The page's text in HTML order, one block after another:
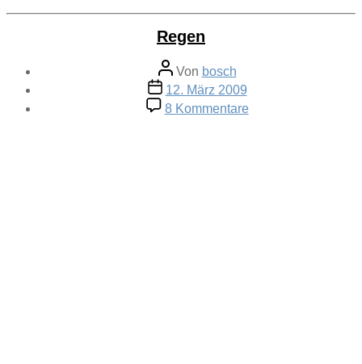
Regen
Beitragsautor
Von bosch
Veröffentlichungsdatum
12. März 2009
8 Kommentarezu
Regen